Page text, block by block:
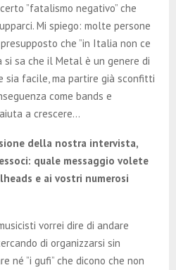
”fatalismo negativo” che
Mi spiego: molte persone
che ”in Italia non ce
si sa che il Metal è un genere di
sia facile, ma partire già sconfitti
come bands e
a crescere…
della nostra intervista,
quale messaggio volete
e ai vostri numerosi
vorrei dire di andare
di organizzarsi sin
né ”i gufi” che dicono che non